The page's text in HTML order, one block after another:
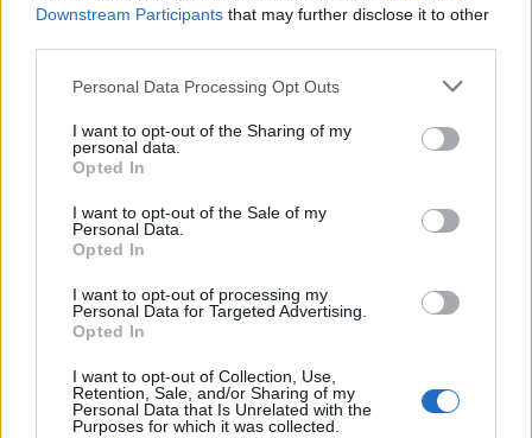
Downstream Participants that may further disclose it to other
Personal Data Processing Opt Outs
I want to opt-out of the Sharing of my
personal data.
Opted In
I want to opt-out of the Sale of my
Personal Data.
Opted In
I want to opt-out of processing my
Personal Data for Targeted Advertising.
Opted In
I want to opt-out of Collection, Use,
Retention, Sale, and/or Sharing of my
Personal Data that Is Unrelated with the
Purposes for which it was collected.
«Γι’ αυτό, απορρίπτεται, από όλες τις
κυβερνήσεις, το αίτημα μας για μονιμοποίηση
των συμβασιούχων συναδέλφων και σε δεκάδες
νοσοκομεία προχωρεί η διαδικασία για την
ανάθεση της καθαριότητας, της φύλαξης και της
σίτισης σε εργολαβικές εταιρείες», προστίθεται
στην ανακοίνωση, αναφέροντας πως το «βάρος»
πέφτει στις «πλάτες» των εργαζομένων, κυρίως
Τέλος, καλούν όλα τα Σωματεία και τους φορείς
εργαζομένων στις 1 και 22 Φεβρουαρίου στο
Υπουργείο Υγείαςκαι, όπως αναφέρουν